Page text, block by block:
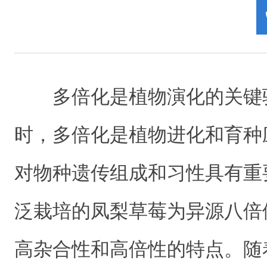
多倍化是植物演化的关
时，多倍化是植物进化和育
对物种遗传组成和习性具有
泛栽培的凤梨草莓为异源八
高杂合性和高倍性的特点。